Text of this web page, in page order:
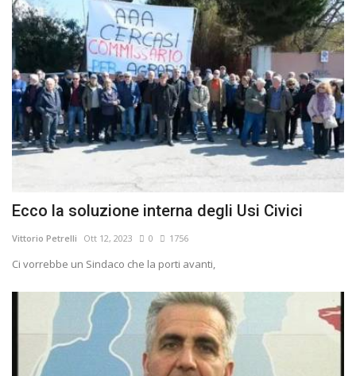
Ecco la soluzione interna degli Usi Civici
Vittorio Petrelli Ott 12, 2023 0 1756
Ci vorrebbe un Sindaco che la porti avanti,